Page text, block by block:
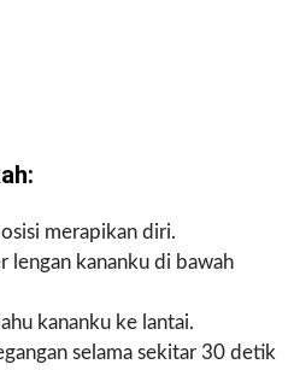
merapikan diri.
lengan kananku di bawah
kananku ke lantai.
selama sekitar 30 detik